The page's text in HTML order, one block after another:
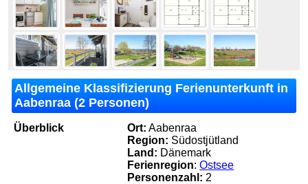
Allgemeine Klassifizierung Ferienunterkunft in
Aabenraa (2 Personen)
Überblick Ort: Aabenraa
Region: Südostjütland
Land: Dänemark
Ferienregion:Ostsee
Personenzahl: 2